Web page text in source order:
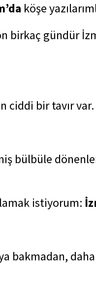
köşe
birkaç gündür
ciddi bir tavır var.
bülbüle
istiyorum:
bakmadan,